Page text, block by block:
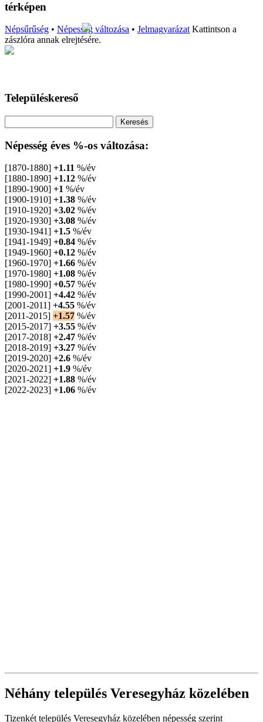
térképen
Népsűrűség • Népesség változása • JelmagyarázatKattintson a
zászlóra annak elrejtésére.
Településkereső
Népesség éves %-os változása:
[1870-1880] +1.11 %/év
[1880-1890] +1.12 %/év
[1890-1900] +1 %/év
[1900-1910] +1.38 %/év
[1910-1920] +3.02 %/év
[1920-1930] +3.08 %/év
[1930-1941] +1.5 %/év
[1941-1949] +0.84 %/év
[1949-1960] +0.12 %/év
[1960-1970] +1.66 %/év
[1970-1980] +1.08 %/év
[1980-1990] +0.57 %/év
[1990-2001] +4.42 %/év
[2001-2011] +4.55 %/év
[2011-2015] +1.57 %/év
[2015-2017] +3.55 %/év
[2017-2018] +2.47 %/év
[2018-2019] +3.27 %/év
[2019-2020] +2.6 %/év
[2020-2021] +1.9 %/év
[2021-2022] +1.88 %/év
[2022-2023] +1.06 %/év
Néhány település Veresegyház közelében
Tizenkét település Veresegyház közelében népesség szerint